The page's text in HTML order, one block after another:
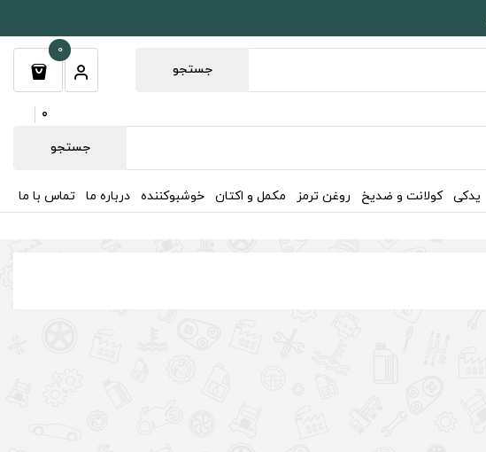
جستجو
0
0
جستجو
یدکی کولانت و ضدیخ روغن ترمز مکمل و اکتان خوشبوکننده درباره ما تماس با ما